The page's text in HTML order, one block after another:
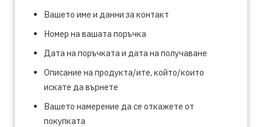
Вашето име и данни за контакт
Номер на вашата поръчка
Дата на поръчката и дата на получаване
Описание на продукта/ите, който/които
искате да върнете
Вашето намерение да се откажете от
покупката